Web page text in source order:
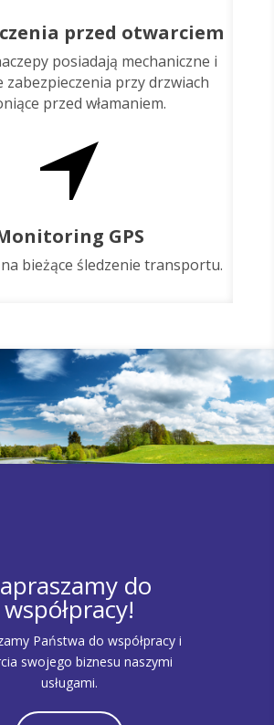
przed otwarciem
posiadają mechaniczne i
zabezpieczenia przy drzwiach
przed włamaniem.
GPS
bieżące śledzenie transportu.
do
współpracy!
Państwa do współpracy i
swojego biznesu naszymi
usługami.